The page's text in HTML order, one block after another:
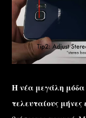
Η νέα μεγάλη μόδα
τελευταίους μήνες